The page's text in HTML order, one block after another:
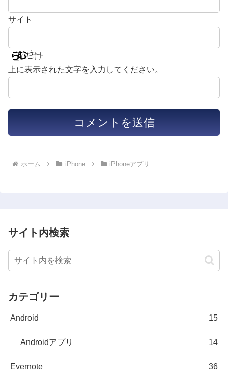
サイト
上に表示された文字を入力してください。
ホーム iPhone iPhoneアプリ
サイト内検索
カテゴリー
Android 15
Androidアプリ 14
Evernote 36